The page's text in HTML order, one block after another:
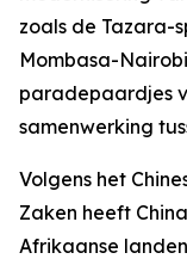
zoals de Tazara-
Mombasa-
paradepaardjes
samenwerking
Volgens het
Zaken heeft
Afrikaanse